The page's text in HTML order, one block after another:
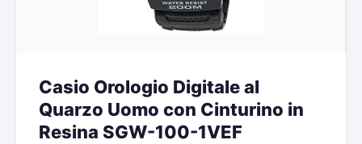
Casio Orologio Digitale al
Quarzo Uomo con Cinturino in
Resina SGW-100-1VEF